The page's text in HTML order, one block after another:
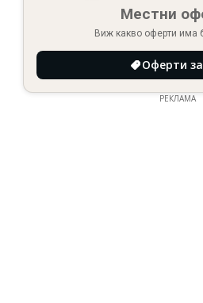
Местни
Виж какво оферти има
Оферти
РЕКЛАМА